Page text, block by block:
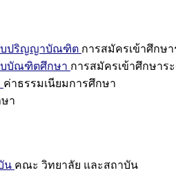
บปริญญาบัณฑิต การสมัครเข้าศึก
บบัณฑิตศึกษา การสมัครเข้าศึกษา
ค่าธรรมเนียมการศึกษา
า
น คณะ วิทยาลัย และสถาบัน